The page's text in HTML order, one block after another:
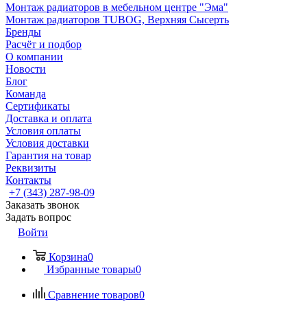
Монтаж радиаторов в мебельном центре "Эма"
Монтаж радиаторов TUBOG, Верхняя Сысерть
Бренды
Расчёт и подбор
О компании
Новости
Блог
Команда
Сертификаты
Доставка и оплата
Условия оплаты
Условия доставки
Гарантия на товар
Реквизиты
Контакты
+7 (343) 287-98-09
Заказать звонок
Задать вопрос
Войти
Корзина0
Избранные товары0
Сравнение товаров0